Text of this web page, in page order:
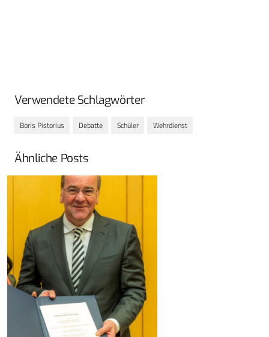
Verwendete Schlagwörter
Boris Pistorius Debatte Schüler Wehrdienst
Ähnliche Posts